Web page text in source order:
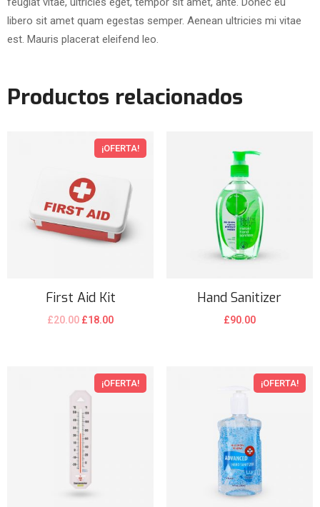
libero sit amet quam egestas semper. Aenean ultricies mi vitae
est. Mauris placerat eleifend leo.
Productos relacionados
¡OFERTA!
First Aid Kit
£20.00 £18.00
Hand Sanitizer
£90.00
¡OFERTA! ¡OFERTA!